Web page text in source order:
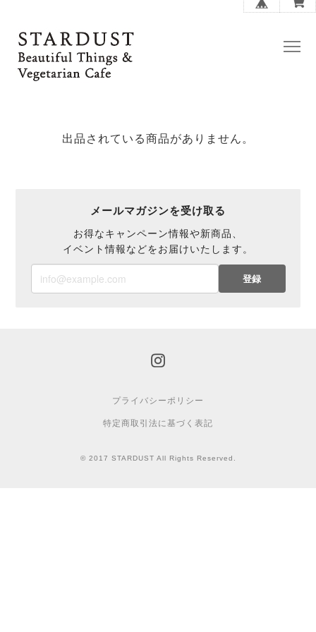
出品されている商品がありません。
メールマガジンを受け取る
お得なキャンペーン情報や新商品、
イベント情報などをお届けいたします。
登録
プライバシーポリシー
特定商取引法に基づく表記
© 2017 STARDUST All Rights Reserved.